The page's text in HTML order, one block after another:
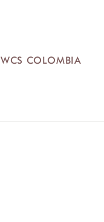
WCS COLOMBIA